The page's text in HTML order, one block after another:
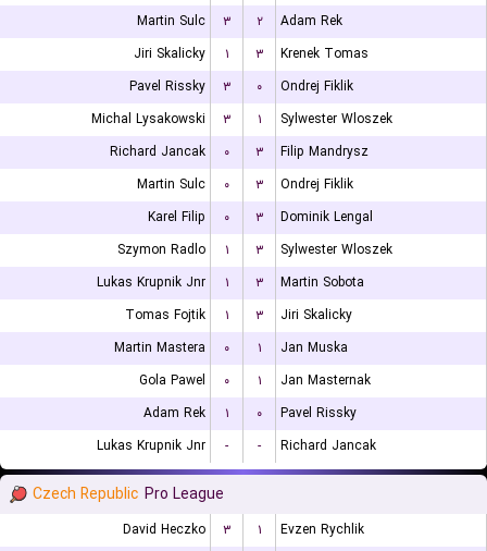
Martin Sulc
۳ ۲
Adam Rek
Jiri Skalicky
۱ ۳
Krenek Tomas
Pavel Rissky
۳ ۰
Ondrej Fiklik
Michal Lysakowski
۳ ۱
Sylwester Wloszek
Richard Jancak
۰ ۳
Filip Mandrysz
Martin Sulc
۰ ۳
Ondrej Fiklik
Karel Filip
۰ ۳
Dominik Lengal
Szymon Radlo
۱ ۳
Sylwester Wloszek
Lukas Krupnik Jnr
۱ ۳
Martin Sobota
Tomas Fojtik
۱ ۳
Jiri Skalicky
Martin Mastera
۰ ۱
Jan Muska
Gola Pawel
۰ ۱
Jan Masternak
Adam Rek
۱ ۰
Pavel Rissky
Lukas Krupnik Jnr
- - Richard Jancak
Czech Republic Pro League
David Heczko ۳ ۱
Evzen Rychlik